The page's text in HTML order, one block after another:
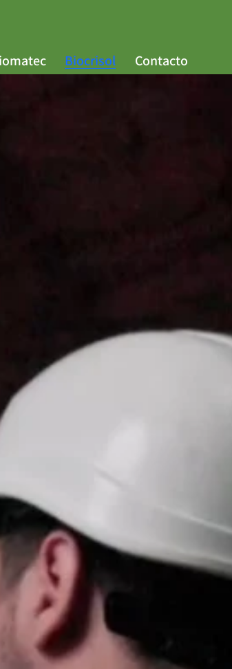
Biocrisol Contacto